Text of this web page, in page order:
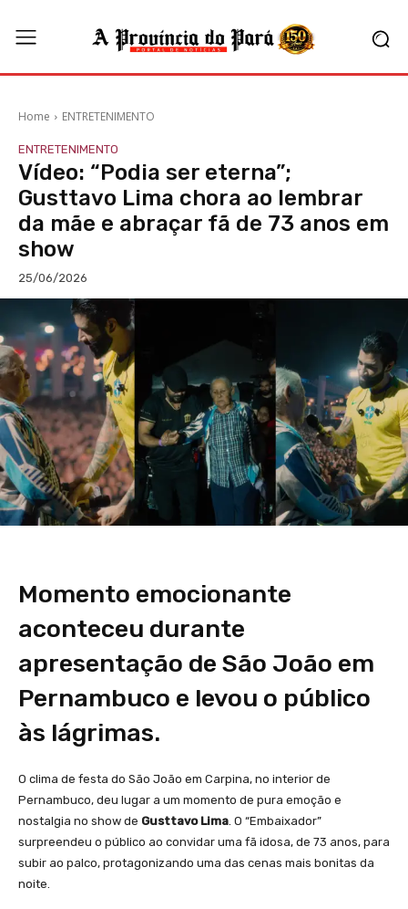
Home ENTRETENIMENTO
ENTRETENIMENTO
Vídeo: “Podia ser eterna”;
Gusttavo Lima chora ao lembrar
da mãe e abraçar fã de 73 anos em
show
25/06/2026
Momento emocionante
aconteceu durante
apresentação de São João em
Pernambuco e levou o público
às lágrimas.
O clima de festa do São João em Carpina, no interior de
Pernambuco, deu lugar a um momento de pura emoção e
nostalgia no show de Gusttavo Lima. O “Embaixador”
surpreendeu o público ao convidar uma fã idosa, de 73 anos, para
subir ao palco, protagonizando uma das cenas mais bonitas da
noite.